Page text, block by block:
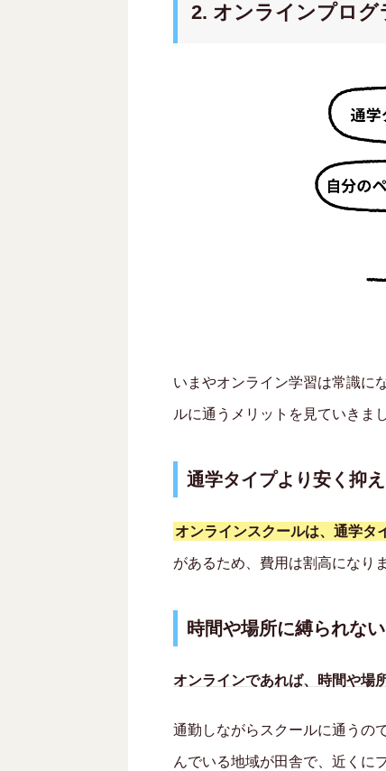
2. オンラインプログ
いまやオンライン学習は常識に
ルに通うメリットを見ていきま
通学タイプより安く抑
オンラインスクールは、通学タ
があるため、費用は割高になりま
時間や場所に縛られない
オンラインであれば、時間や場
通勤しながらスクールに通うの
んでいる地域が田舎で、近くに